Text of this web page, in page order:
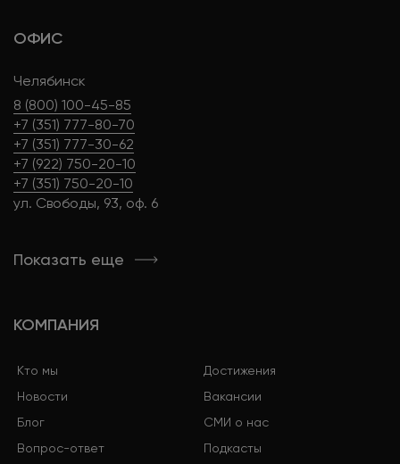
ОФИС
Челябинск
8 (800) 100-45-85
+7 (351) 777-80-70
+7 (351) 777-30-62
+7 (922) 750-20-10
+7 (351) 750-20-10
ул. Свободы, 93, оф. 6
Показать еще
КОМПАНИЯ
Кто мы
Достижения
Новости
Вакансии
Блог
СМИ о нас
Вопрос-ответ
Подкасты